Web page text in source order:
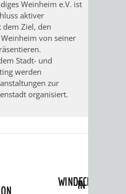
INKLUSION
ONLINE-
LIVE“
WINDECKPLATZ
IN
Weinheim e.V. ist
aktiver
dem Ziel, den
von seiner
Stadt- und
werden
zur
organisiert.